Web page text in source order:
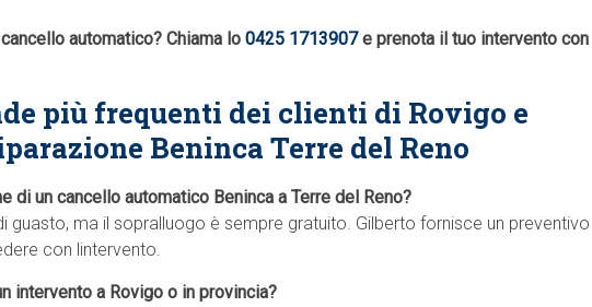
automatico? Chiama lo 0425 1713907e prenota il tuo intervento con
più frequenti dei clienti di Rovigo e
Beninca Terre del Reno
di un cancello automatico Beninca a Terre del Reno?
guasto, ma il sopralluogo è sempre gratuito. Gilberto fornisce un preventivo
con lintervento.
intervento a Rovigo o in provincia?